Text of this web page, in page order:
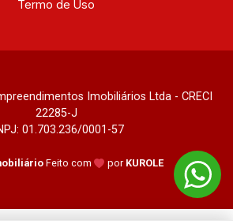
Termo de Uso
Imobiliários Ltda - CRECI
22285-J
01.703.236/0001-57
Feito com por KUROLE